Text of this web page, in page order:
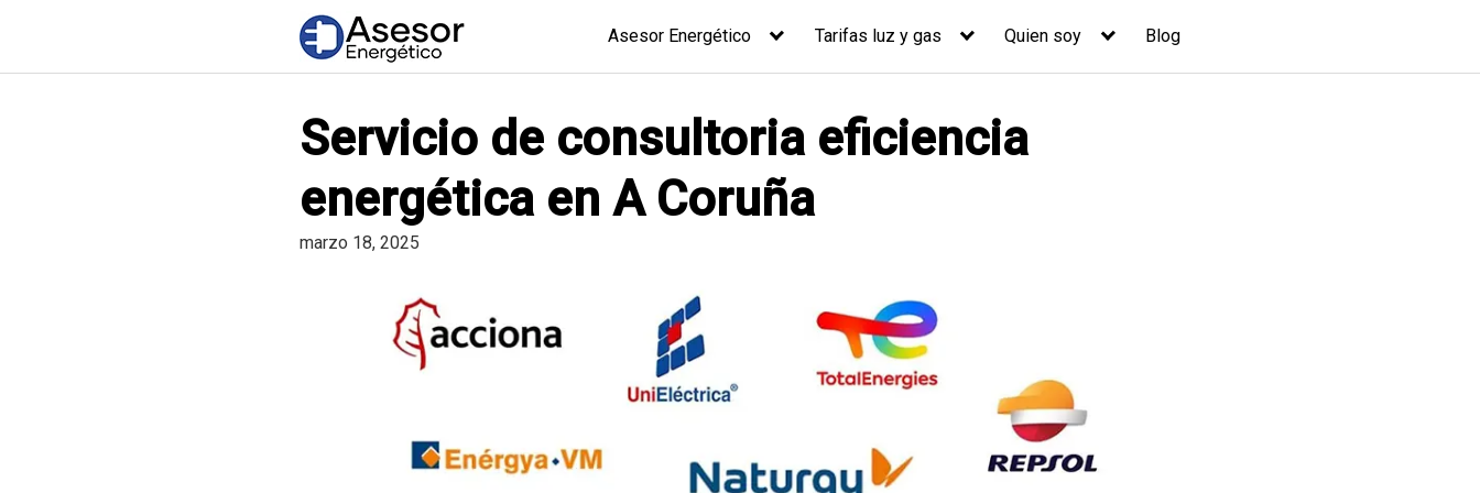
Asesor Energético Tarifas luz y gas Quien soy Blog
Servicio de consultoria eficiencia
energética en A Coruña
marzo 18, 2025